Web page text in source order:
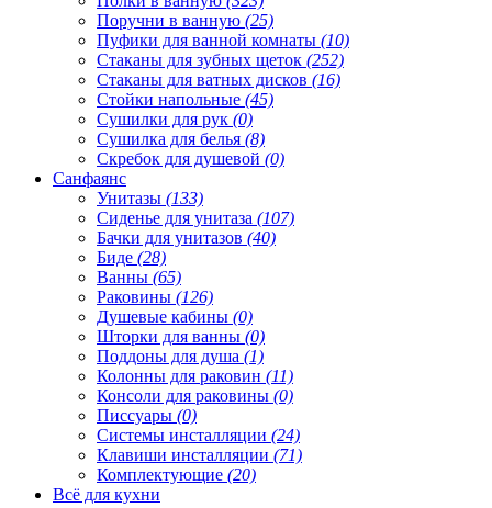
Поручни в ванную (25)
Пуфики для ванной комнаты (10)
Стаканы для зубных щеток (252)
Стаканы для ватных дисков (16)
Стойки напольные (45)
Сушилки для рук (0)
Сушилка для белья (8)
Скребок для душевой (0)
Санфаянс
Унитазы (133)
Сиденье для унитаза (107)
Бачки для унитазов (40)
Биде (28)
Ванны (65)
Раковины (126)
Душевые кабины (0)
Шторки для ванны (0)
Поддоны для душа (1)
Колонны для раковин (11)
Консоли для раковины (0)
Писсуары (0)
Системы инсталляции (24)
Клавиши инсталляции (71)
Комплектующие (20)
Всё для кухни